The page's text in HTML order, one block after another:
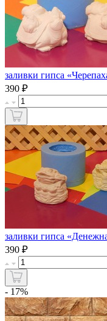
заливки гипса
390 ₽
заливки гипса
390 ₽
- 17%